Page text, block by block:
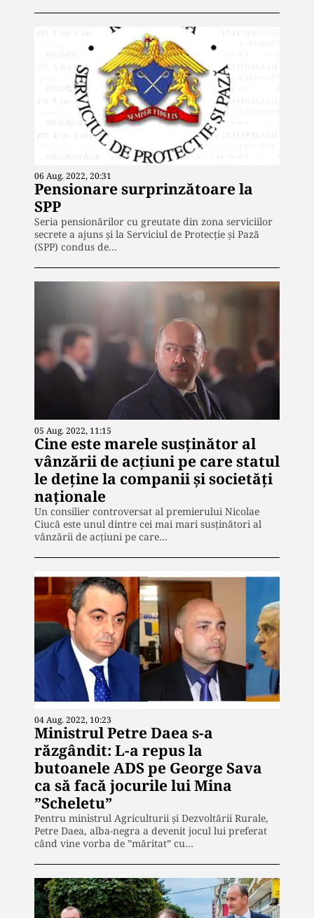
06 Aug. 2022, 20:31
Pensionare surprinzătoare la
SPP
Seria pensionărilor cu greutate din zona serviciilor
secrete a ajuns și la Serviciul de Protecție și Pază
(SPP) condus de…
05 Aug. 2022, 11:15
Cine este marele susținător al
vânzării de acţiuni pe care statul
le deţine la companii şi societăţi
naţionale
Un consilier controversat al premierului Nicolae
Ciucă este unul dintre cei mai mari susținători al
vânzării de acţiuni pe care…
04 Aug. 2022, 10:23
Ministrul Petre Daea s-a
răzgândit: L-a repus la
butoanele ADS pe George Sava
ca să facă jocurile lui Mina
”Scheletu”
Pentru ministrul Agriculturii și Dezvoltării Rurale,
Petre Daea, alba-negra a devenit jocul lui preferat
când vine vorba de ”măritat” cu…